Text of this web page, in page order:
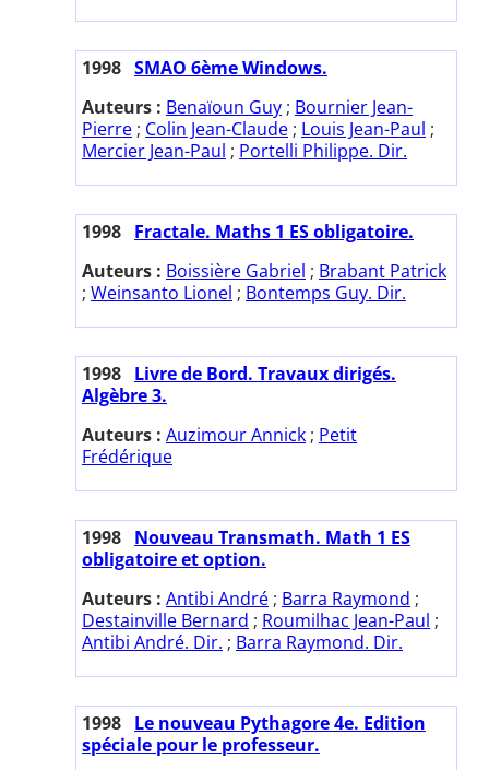
1998 SMAO 6ème Windows.
Auteurs : Benaïoun Guy ; Bournier Jean-
Pierre ; Colin Jean-Claude ; Louis Jean-Paul ;
Mercier Jean-Paul ; Portelli Philippe. Dir.
1998 Fractale. Maths 1 ES obligatoire.
Auteurs : Boissière Gabriel ; Brabant Patrick
; Weinsanto Lionel ; Bontemps Guy. Dir.
1998 Livre de Bord. Travaux dirigés.
Algèbre 3.
Auteurs : Auzimour Annick ; Petit
Frédérique
1998 Nouveau Transmath. Math 1 ES
obligatoire et option.
Auteurs : Antibi André ; Barra Raymond ;
Destainville Bernard ; Roumilhac Jean-Paul ;
Antibi André. Dir. ; Barra Raymond. Dir.
1998 Le nouveau Pythagore 4e. Edition
spéciale pour le professeur.